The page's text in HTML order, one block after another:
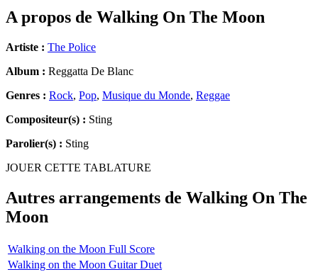
A propos de Walking On The Moon
Artiste : The Police
Album : Reggatta De Blanc
Genres : Rock, Pop, Musique du Monde, Reggae
Compositeur(s) : Sting
Parolier(s) : Sting
JOUER CETTE TABLATURE
Autres arrangements de Walking On The
Moon
Walking on the Moon Full Score
Walking on the Moon Guitar Duet